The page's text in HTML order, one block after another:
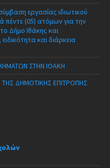
εργασίας ιδιωτικού
πέντε (05) ατόμων για την
Δήμο Ιθάκης και
και διάρκεια
ΣΤΗΝ ΙΘΑΚΗ
ΔΗΜΟΤΙΚΗΣ ΕΠΙΤΡΟΠΗΣ